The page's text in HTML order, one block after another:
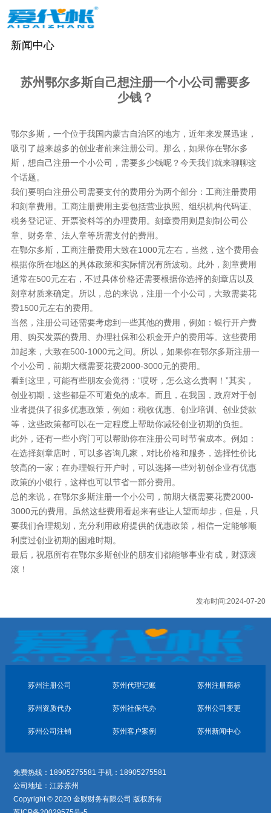
新闻中心
苏州鄂尔多斯自己想注册一个小公司需要多
少钱？
鄂尔多斯，一个位于我国内蒙古自治区的地方，近年来发展迅速，
吸引了越来越多的创业者前来注册公司。那么，如果你在鄂尔多
斯，想自己注册一个小公司，需要多少钱呢？今天我们就来聊聊这
个话题。
我们要明白注册公司需要支付的费用分为两个部分：工商注册费用
和刻章费用。工商注册费用主要包括营业执照、组织机构代码证、
税务登记证、开票资料等的办理费用。刻章费用则是刻制公司公
章、财务章、法人章等所需支付的费用。
在鄂尔多斯，工商注册费用大致在1000元左右，当然，这个费用会
根据你所在地区的具体政策和实际情况有所波动。此外，刻章费用
通常在500元左右，不过具体价格还需要根据你选择的刻章店以及
刻章材质来确定。所以，总的来说，注册一个小公司，大致需要花
费1500元左右的费用。
当然，注册公司还需要考虑到一些其他的费用，例如：银行开户费
用、购买发票的费用、办理社保和公积金开户的费用等。这些费用
加起来，大致在500-1000元之间。所以，如果你在鄂尔多斯注册一
个小公司，前期大概需要花费2000-3000元的费用。
看到这里，可能有些朋友会觉得：“哎呀，怎么这么贵啊！”其实，
创业初期，这些都是不可避免的成本。而且，在我国，政府对于创
业者提供了很多优惠政策，例如：税收优惠、创业培训、创业贷款
等，这些政策都可以在一定程度上帮助你减轻创业初期的负担。
此外，还有一些小窍门可以帮助你在注册公司时节省成本。例如：
在选择刻章店时，可以多咨询几家，对比价格和服务，选择性价比
较高的一家；在办理银行开户时，可以选择一些对初创企业有优惠
政策的小银行，这样也可以节省一部分费用。
总的来说，在鄂尔多斯注册一个小公司，前期大概需要花费2000-
3000元的费用。虽然这些费用看起来有些让人望而却步，但是，只
要我们合理规划，充分利用政府提供的优惠政策，相信一定能够顺
利度过创业初期的困难时期。
最后，祝愿所有在鄂尔多斯创业的朋友们都能够事业有成，财源滚
滚！
发布时间:2024-07-20
苏州注册公司 苏州代理记账 苏州注册商标
苏州资质代办 苏州社保代办 苏州公司变更
苏州公司注销 苏州客户案例 苏州新闻中心
免费热线：18905275581 手机：18905275581
公司地址：江苏苏州
Copyright © 2020 金财财务有限公司 版权所有